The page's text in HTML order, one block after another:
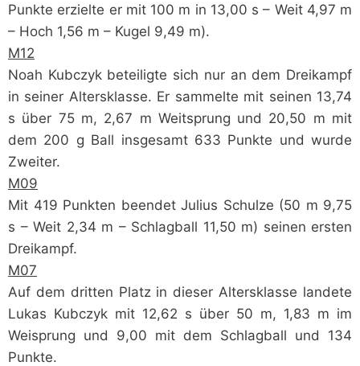
Punkte erzielte er mit 100 m in 13,00 s – Weit 4,97 m
– Hoch 1,56 m – Kugel 9,49 m).
M12
Noah Kubczyk beteiligte sich nur an dem Dreikampf
in seiner Altersklasse. Er sammelte mit seinen 13,74
s über 75 m, 2,67 m Weitsprung und 20,50 m mit
dem 200 g Ball insgesamt 633 Punkte und wurde
Zweiter.
M09
Mit 419 Punkten beendet Julius Schulze (50 m 9,75
s – Weit 2,34 m – Schlagball 11,50 m) seinen ersten
Dreikampf.
M07
Auf dem dritten Platz in dieser Altersklasse landete
Lukas Kubczyk mit 12,62 s über 50 m, 1,83 m im
Weisprung und 9,00 mit dem Schlagball und 134
Punkte.